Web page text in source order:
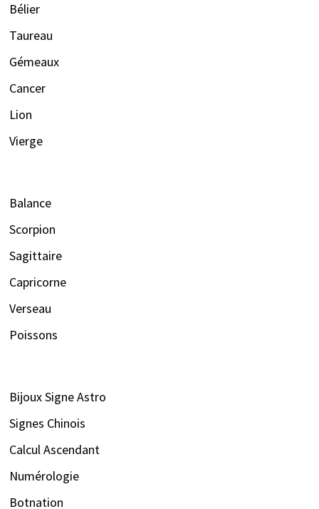
Bélier
Taureau
Gémeaux
Cancer
Lion
Vierge
Balance
Scorpion
Sagittaire
Capricorne
Verseau
Poissons
Bijoux Signe Astro
Signes Chinois
Calcul Ascendant
Numérologie
Botnation